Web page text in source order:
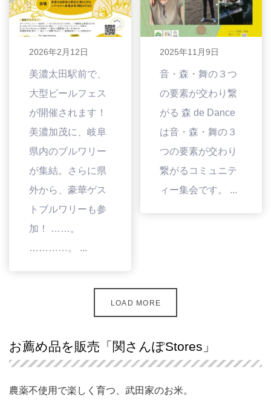
2026年2月12日
美濃太田駅前で、
大型ビールフェス
が開催されます！
美濃加茂に、岐阜
県内のブルワリー
が集結。さらに県
外から、豪華ゲス
トブルワリーも参
加！ ……。
…………。 ...
2025年11月9日
音・森・舞の３つ
の要素が交わり繋
がる 森 de Dance
は音・森・舞の３
つの要素が交わり
繋がるコミュニテ
ィー集会です。 ...
LOAD MORE
お薦め品を販売「関さんぽStores」
農薬不使用で楽しく育つ、武田家のお米。